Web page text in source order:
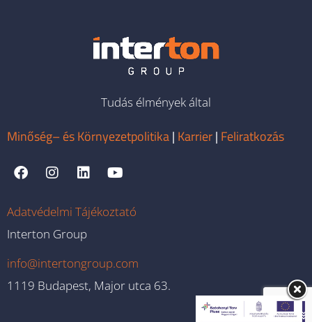
Tudás élmények által
Minőség– és Környezetpolitika| Karrier| Feliratkozás
Adatvédelmi Tájékoztató
Interton Group
info@intertongroup.com
1119 Budapest, Major utca 63.